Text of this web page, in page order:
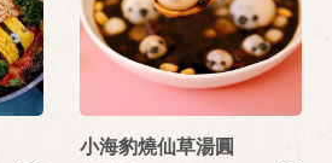
小海豹燒仙草湯圓